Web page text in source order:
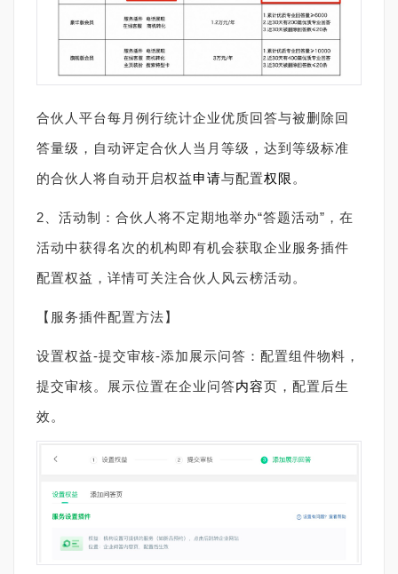
合伙人平台每月例行统计企业优质回答与被删除回
答量级，自动评定合伙人当月等级，达到等级标准
的合伙人将自动开启权益申请与配置权限 。
2、活动制：合伙人将不定期地举办“答题活动”，在
活动中获得名次的机构即有机会获取企业服务插件
配置权益，详情可关注合伙人风云榜活动。
【服务插件配置方法】
设置权益-提交审核-添加展示问答：配置组件物料，
提交审核。展示位置在企业问答内容页，配置后生
效。